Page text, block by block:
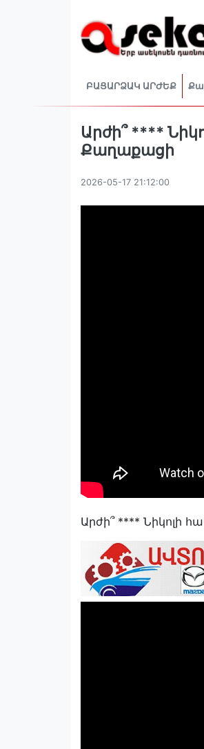
ԲԱՑԱՐՁԱԿ ԱՐԺԵՔ
Արժի՞ ****
Քաղաքացի
2026-05-17 21:12:00
Արժի՞ **** Նիկոլի